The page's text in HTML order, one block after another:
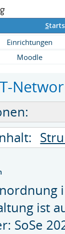
S
Einrichtungen
Moodle
ist
SoSe